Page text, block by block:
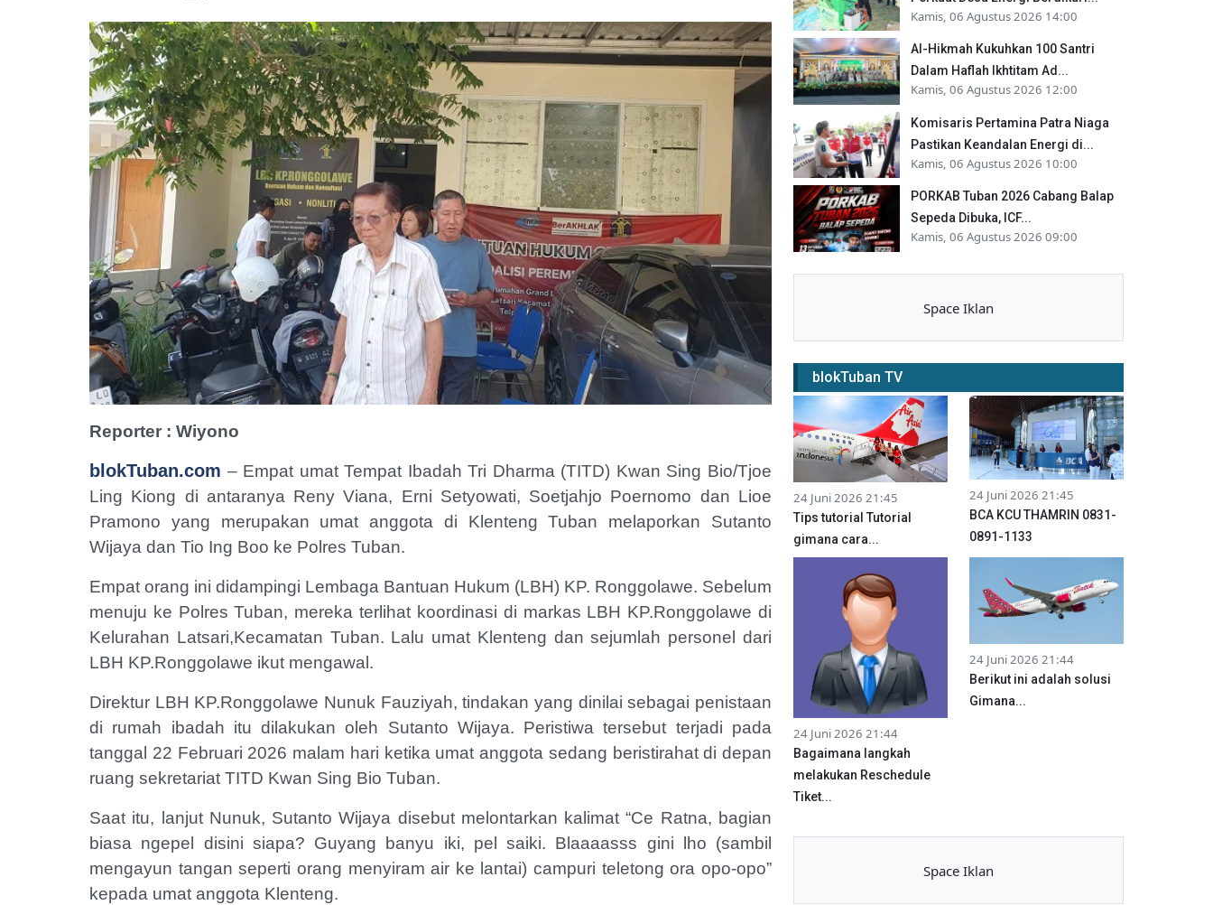
Reporter : Wiyono
blokTuban.com – Empat umat Tempat Ibadah Tri Dharma (TITD) Kwan Sing Bio/Tjoe
Ling Kiong di antaranya Reny Viana, Erni Setyowati, Soetjahjo Poernomo dan Lioe
Pramono yang merupakan umat anggota di Klenteng Tuban melaporkan Sutanto
Wijaya dan Tio Ing Boo ke Polres Tuban.
Empat orang ini didampingi Lembaga Bantuan Hukum (LBH) KP. Ronggolawe. Sebelum
menuju ke Polres Tuban, mereka terlihat koordinasi di markas LBH KP.Ronggolawe di
Kelurahan Latsari,Kecamatan Tuban. Lalu umat Klenteng dan sejumlah personel dari
LBH KP.Ronggolawe ikut mengawal.
Direktur LBH KP.Ronggolawe Nunuk Fauziyah, tindakan yang dinilai sebagai penistaan
di rumah ibadah itu dilakukan oleh Sutanto Wijaya. Peristiwa tersebut terjadi pada
tanggal 22 Februari 2026 malam hari ketika umat anggota sedang beristirahat di depan
ruang sekretariat TITD Kwan Sing Bio Tuban.
Saat itu, lanjut Nunuk, Sutanto Wijaya disebut melontarkan kalimat “Ce Ratna, bagian
biasa ngepel disini siapa? Guyang banyu iki, pel saiki. Blaaaasss gini lho (sambil
mengayun tangan seperti orang menyiram air ke lantai) campuri teletong ora opo-opo”
kepada umat anggota Klenteng.
Kamis, 06 Agustus 2026 14:00
Al-Hikmah Kukuhkan 100 Santri
Dalam Haflah Ikhtitam Ad...
Kamis, 06 Agustus 2026 12:00
Komisaris Pertamina Patra Niaga
Pastikan Keandalan Energi di...
Kamis, 06 Agustus 2026 10:00
PORKAB Tuban 2026 Cabang Balap
Sepeda Dibuka, ICF...
Kamis, 06 Agustus 2026 09:00
Space Iklan
blokTuban TV
24 Juni 2026 21:45
Tips tutorial Tutorial
gimana cara...
24 Juni 2026 21:45
BCA KCU THAMRIN 0831-
0891-1133
24 Juni 2026 21:44
Bagaimana langkah
melakukan Reschedule
Tiket...
24 Juni 2026 21:44
Berikut ini adalah solusi
Gimana...
Space Iklan